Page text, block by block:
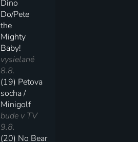
Dino
Do/Pete
the
Mighty
Baby!
vysielané
8.8.
(19) Petova
socha /
Minigolf
bude v TV
9.8.
(20) No Bear